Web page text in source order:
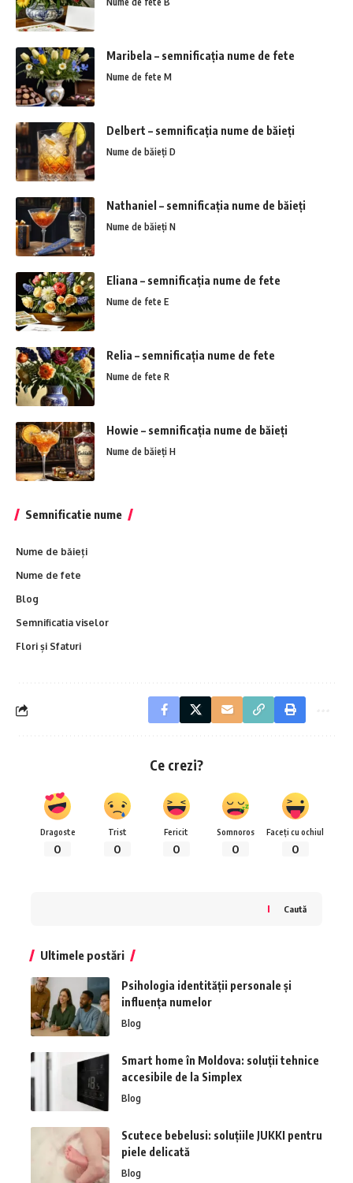
Maribela – semnificația nume de fete
Nume de fete M
Delbert – semnificația nume de băieți
Nume de băieți D
Nathaniel – semnificația nume de băieți
Nume de băieți N
Eliana – semnificația nume de fete
Nume de fete E
Relia – semnificația nume de fete
Nume de fete R
Howie – semnificația nume de băieți
Nume de băieți H
Semnificatie nume
Nume de băieți
Nume de fete
Blog
Semnificatia viselor
Flori și Sfaturi
Ce crezi?
Dragoste
0
Trist
0
Fericit
0
Somnoros
0
Faceți cu ochiul
0
Caută
Ultimele postări
Psihologia identității personale și
influența numelor
Blog
Smart home în Moldova: soluții tehnice
accesibile de la Simplex
Blog
Scutece bebelusi: soluțiile JUKKI pentru
piele delicată
Blog